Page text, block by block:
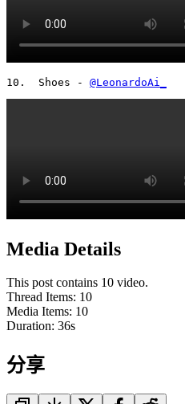
10.  Shoes - @LeonardoAi_
Media Details
This post contains 10 video.
Thread Items: 10
Media Items: 10
Duration: 36s
分享